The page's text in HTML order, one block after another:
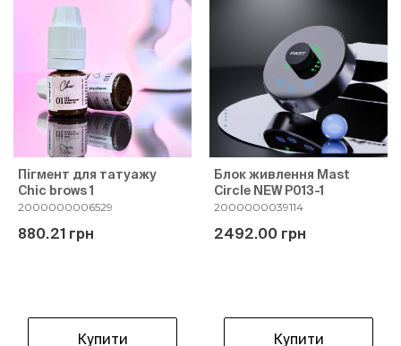
Пігмент для татуажу
Chic brows 1
2000000006529
880.21 грн
Купити
Блок живлення Mast
Circle NEW P013-1
2000000039114
2492.00 грн
Купити